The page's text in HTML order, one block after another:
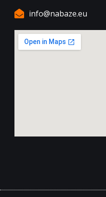
info@nabaze.eu